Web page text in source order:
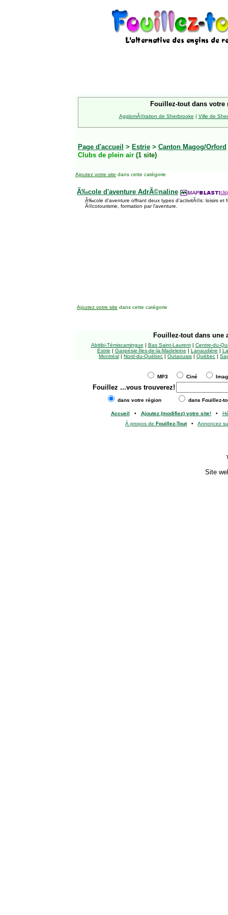
Fouillez-tout dans votre
AgglomÃ©ration de Sherbrooke | Ville de
Page d'accueil > Estrie > Canton Magog/Orford
Clubs de plein air (1 site)
Ajoutez votre site dans cette catégorie
Ã‰cole d'aventure AdrÃ©naline
Ã‰cole d'aventure offrant deux types d'activitÃ©s: loisirs et
Ã©cotourisme, formation par l'aventure.
Ajoutez votre site dans cette catégorie
Fouillez-tout dans une
Abitibi-Témiscamingue | Bas Saint-Laurent| Centre-du-
Estrie | Gaspésie-Îles-de-la-Madeleine | Lanaudière |
Montréal | Nord-du-Québec | Outaouais | Québec |
MP3 Ciné
Fouillez ...vous trouverez!
dans votre région dans Fouillez-
Accueil • Ajoutez (modifiez) votre site!•
À propos de Fouillez-Tout• Annoncez
Site